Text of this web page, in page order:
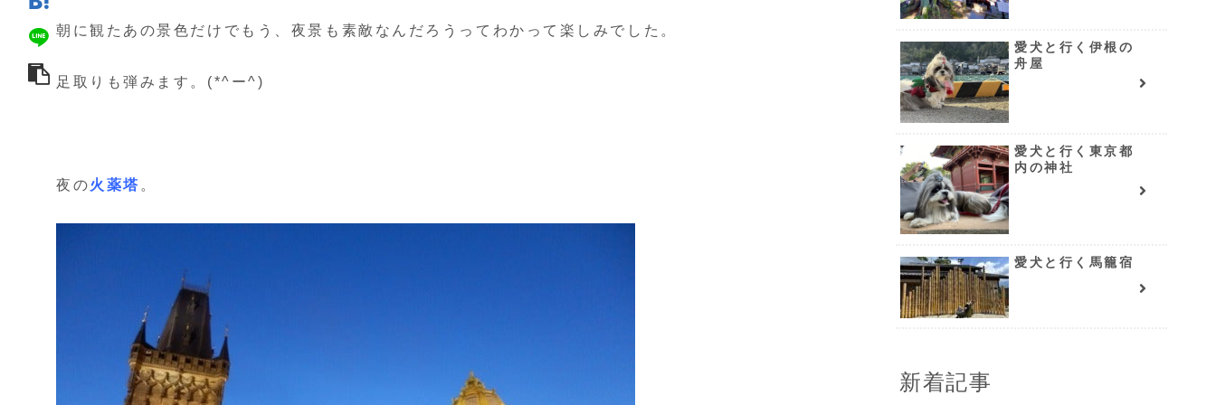
朝に観たあの景色だけでもう、夜景も素敵なんだろうってわかって楽しみでした。
足取りも弾みます。(*^ー^)
夜の火薬塔 。
愛犬と行く伊根の
舟屋
愛犬と行く東京都
内の神社
愛犬と行く馬籠宿
新着記事